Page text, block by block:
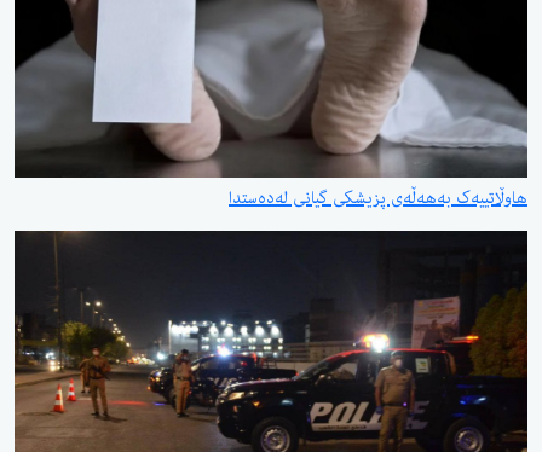
هاوڵاتییەک بەهەڵەی پزیشکی گیانی لەدەستدا